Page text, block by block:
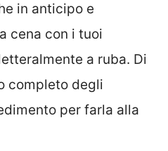
in anticipo e
cena con i tuoi
a ruba. Di
completo degli
per farla alla